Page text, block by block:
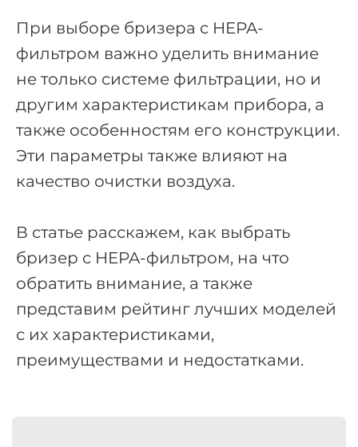
При выборе бризера с HEPA-
фильтром важно уделить внимание
не только системе фильтрации, но и
другим характеристикам прибора, а
также особенностям его конструкции.
Эти параметры также влияют на
качество очистки воздуха.
В статье расскажем, как выбрать
бризер с HEPA-фильтром, на что
обратить внимание, а также
представим рейтинг лучших моделей
с их характеристиками,
преимуществами и недостатками.